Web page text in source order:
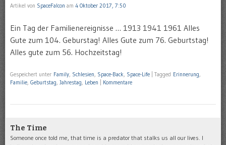
Artikel von SpaceFalcon am 4 Oktober 2017, 7:50
Ein Tag der Familienereignisse … 1913 1941 1961 Alles
Gute zum 104. Geburstag! Alles Gute zum 76. Geburtstag!
Alles gute zum 56. Hochzeitstag!
Gespeichert unter Family, Schlesien, Space-Back, Space-Life Tagged Erinnerung,
Familie, Geburtstag, Jahrestag, Leben Kommentare
The Time
Someone once told me, that time is a predator that stalks us all our lives. I